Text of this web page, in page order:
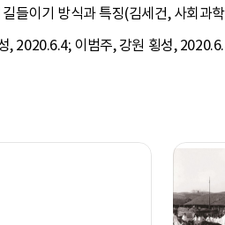
들이기 방식과 특징(김세건, 사회과
, 2020.6.4; 이범주, 강원 횡성,